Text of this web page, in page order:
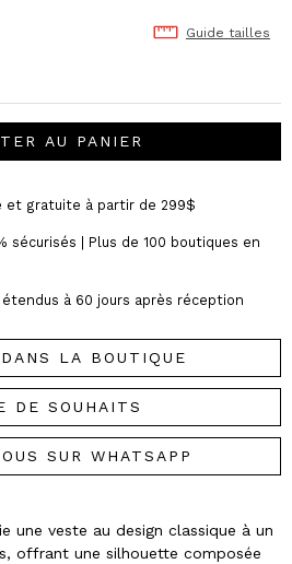
Guide tailles
AU PANIER
et gratuite à partir de 299$
sécurisés | Plus de 100 boutiques en
à 60 jours après réception
LA BOUTIQUE
DE SOUHAITS
SUR WHATSAPP
une veste au design classique à un
offrant une silhouette composée